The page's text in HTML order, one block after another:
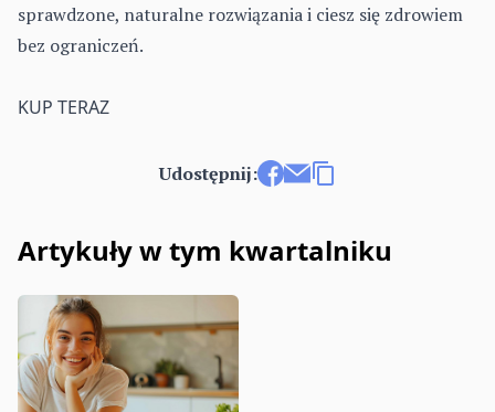
sprawdzone, naturalne rozwiązania i ciesz się zdrowiem
bez ograniczeń.
KUP TERAZ
Udostępnij:
Artykuły w tym kwartalniku